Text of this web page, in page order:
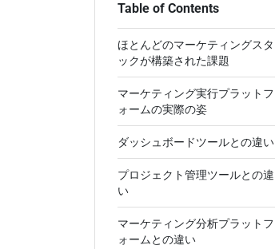
Table of Contents
ほとんどのマーケティングスタ
ックが構築された課題
マーケティング実行プラットフ
ォームの実際の姿
ダッシュボードツールとの違い
プロジェクト管理ツールとの違
い
マーケティング分析プラットフ
ォームとの違い